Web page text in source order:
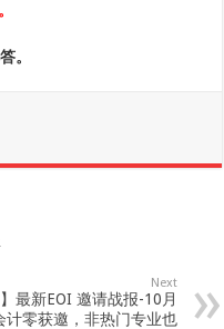
。
Next
】最新EOI 邀请战报-10月
计零获邀，非热门专业也